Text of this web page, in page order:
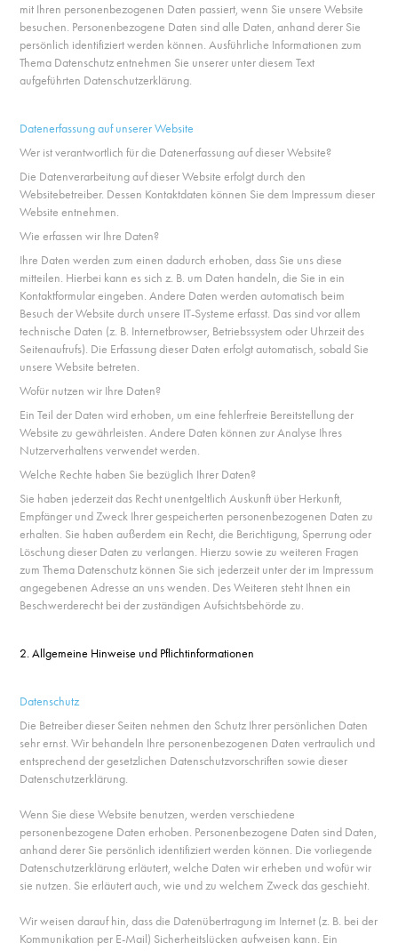
mit Ihren personenbezogenen Daten passiert, wenn Sie unsere Website
besuchen. Personenbezogene Daten sind alle Daten, anhand derer Sie
persönlich identifiziert werden können. Ausführliche Informationen zum
Thema Datenschutz entnehmen Sie unserer unter diesem Text
aufgeführten Datenschutzerklärung.
Datenerfassung auf unserer Website
Wer ist verantwortlich für die Datenerfassung auf dieser Website?
Die Datenverarbeitung auf dieser Website erfolgt durch den
Websitebetreiber. Dessen Kontaktdaten können Sie dem Impressum dieser
Website entnehmen.
Wie erfassen wir Ihre Daten?
Ihre Daten werden zum einen dadurch erhoben, dass Sie uns diese
mitteilen. Hierbei kann es sich z. B. um Daten handeln, die Sie in ein
Kontaktformular eingeben. Andere Daten werden automatisch beim
Besuch der Website durch unsere IT-Systeme erfasst. Das sind vor allem
technische Daten (z. B. Internetbrowser, Betriebssystem oder Uhrzeit des
Seitenaufrufs). Die Erfassung dieser Daten erfolgt automatisch, sobald Sie
unsere Website betreten.
Wofür nutzen wir Ihre Daten?
Ein Teil der Daten wird erhoben, um eine fehlerfreie Bereitstellung der
Website zu gewährleisten. Andere Daten können zur Analyse Ihres
Nutzerverhaltens verwendet werden.
Welche Rechte haben Sie bezüglich Ihrer Daten?
Sie haben jederzeit das Recht unentgeltlich Auskunft über Herkunft,
Empfänger und Zweck Ihrer gespeicherten personenbezogenen Daten zu
erhalten. Sie haben außerdem ein Recht, die Berichtigung, Sperrung oder
Löschung dieser Daten zu verlangen. Hierzu sowie zu weiteren Fragen
zum Thema Datenschutz können Sie sich jederzeit unter der im Impressum
angegebenen Adresse an uns wenden. Des Weiteren steht Ihnen ein
Beschwerderecht bei der zuständigen Aufsichtsbehörde zu.
2. Allgemeine Hinweise und Pflichtinformationen
Datenschutz
Die Betreiber dieser Seiten nehmen den Schutz Ihrer persönlichen Daten
sehr ernst. Wir behandeln Ihre personenbezogenen Daten vertraulich und
entsprechend der gesetzlichen Datenschutzvorschriften sowie dieser
Datenschutzerklärung.
Wenn Sie diese Website benutzen, werden verschiedene
personenbezogene Daten erhoben. Personenbezogene Daten sind Daten,
anhand derer Sie persönlich identifiziert werden können. Die vorliegende
Datenschutzerklärung erläutert, welche Daten wir erheben und wofür wir
sie nutzen. Sie erläutert auch, wie und zu welchem Zweck das geschieht.
Wir weisen darauf hin, dass die Datenübertragung im Internet (z. B. bei der
Kommunikation per E-Mail) Sicherheitslücken aufweisen kann. Ein